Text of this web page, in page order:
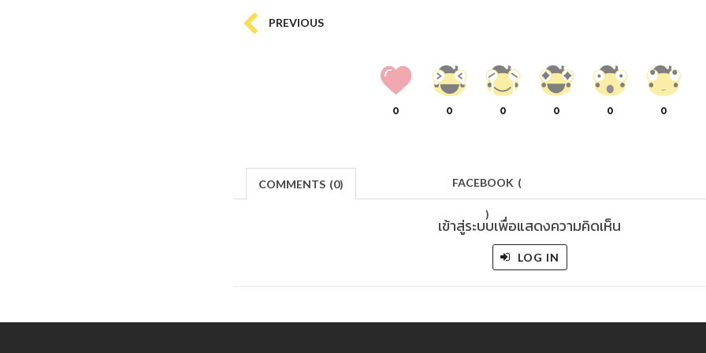
PREVIOUS
0 0 0 0 0 0
COMMENTS (0) FACEBOOK (
)
เข้าสู่ระบบเพื่อแสดงความคิดเห็น
LOG IN